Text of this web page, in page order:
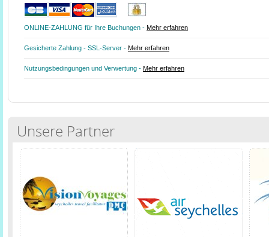
ONLINE-ZAHLUNG für Ihre Buchungen - Mehr erfahren
Gesicherte Zahlung - SSL-Server - Mehr erfahren
Nutzungsbedingungen und Verwertung - Mehr erfahren
Unsere Partner